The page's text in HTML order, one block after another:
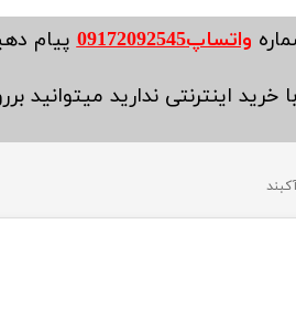
لوازم جانبی تفنگ
واتساپ09172092545 پیام
خرید اینترنتی ندارید میتوانید